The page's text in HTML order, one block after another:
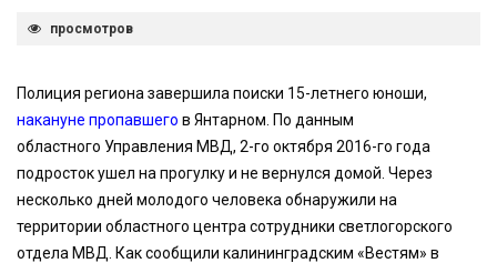
просмотров
Полиция региона завершила поиски 15-летнего юноши,
накануне пропавшего в Янтарном. По данным
областного Управления МВД, 2-го октября 2016-го года
подросток ушел на прогулку и не вернулся домой. Через
несколько дней молодого человека обнаружили на
территории областного центра сотрудники светлогорского
отдела МВД. Как сообщили калининградским «Вестям» в